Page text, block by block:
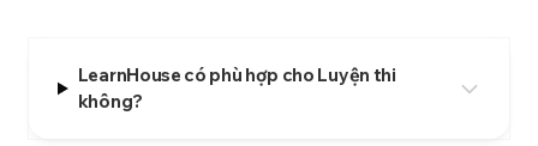
LearnHouse có phù hợp cho Luyện thi
không?